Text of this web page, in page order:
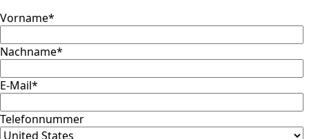
Vorname*
Nachname*
E-Mail*
Telefonnummer